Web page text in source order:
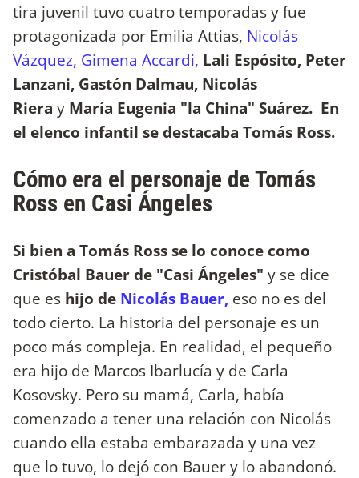
tira juvenil tuvo cuatro temporadas y fue
protagonizada por Emilia Attias, Nicolás
Vázquez, Gimena Accardi, Lali Espósito, Peter
Lanzani, Gastón Dalmau, Nicolás
Riera y María Eugenia "la China" Suárez. En
el elenco infantil se destacaba Tomás Ross.
Cómo era el personaje de Tomás
Ross en Casi Ángeles
Si bien a Tomás Ross se lo conoce como
Cristóbal Bauer de "Casi Ángeles" y se dice
que es hijo de Nicolás Bauer, eso no es del
todo cierto. La historia del personaje es un
poco más compleja. En realidad, el pequeño
era hijo de Marcos Ibarlucía y de Carla
Kosovsky. Pero su mamá, Carla, había
comenzado a tener una relación con Nicolás
cuando ella estaba embarazada y una vez
que lo tuvo, lo dejó con Bauer y lo abandonó.